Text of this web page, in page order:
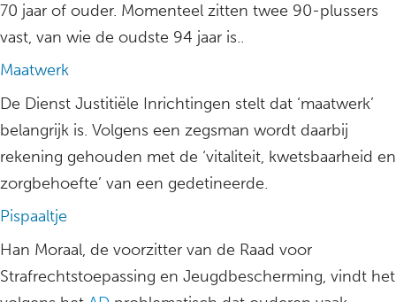
70 jaar of ouder. Momenteel zitten twee 90-plussers
vast, van wie de oudste 94 jaar is..
Maatwerk
De Dienst Justitiële Inrichtingen stelt dat ‘maatwerk’
belangrijk is. Volgens een zegsman wordt daarbij
rekening gehouden met de ‘vitaliteit, kwetsbaarheid en
zorgbehoefte’ van een gedetineerde.
Pispaaltje
Han Moraal, de voorzitter van de Raad voor
Strafrechtstoepassing en Jeugdbescherming, vindt het